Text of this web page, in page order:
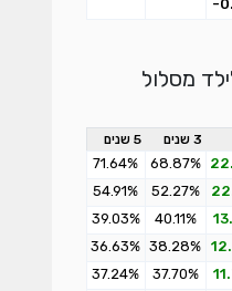
-
מסלול
3 שנים 5 שנים
68.87%
71.64%
52.27%
54.91%
40.11%
39.03%
38.28%
36.63%
37.70%
37.24%